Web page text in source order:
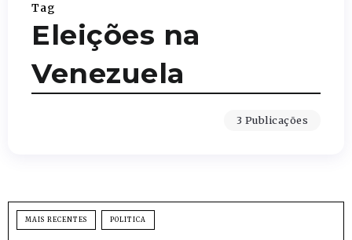
Tag
Eleições na
Venezuela
3 Publicações
MAIS RECENTES POLITICA